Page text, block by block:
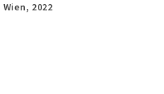
Wien, 2022